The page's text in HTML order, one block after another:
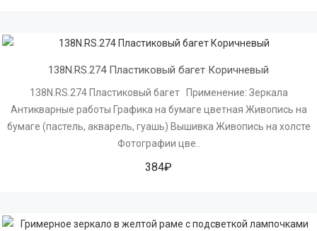
138N.RS.274 Пластиковый багет Коричневый
138N.RS.274 Пластиковый багет Применение: Зеркала
Антикварные работы Графика на бумаге цветная Живопись на
бумаге (пастель, акварель, гуашь) Вышивка Живопись на холсте
Фотографии цве..
384₽